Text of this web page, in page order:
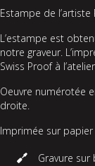
Bras
Estampe de
L’estampe est
notre graveur.
Swiss Proof à
Oeuvre numérotée
droite.
Imprimée sur
Gravure sur